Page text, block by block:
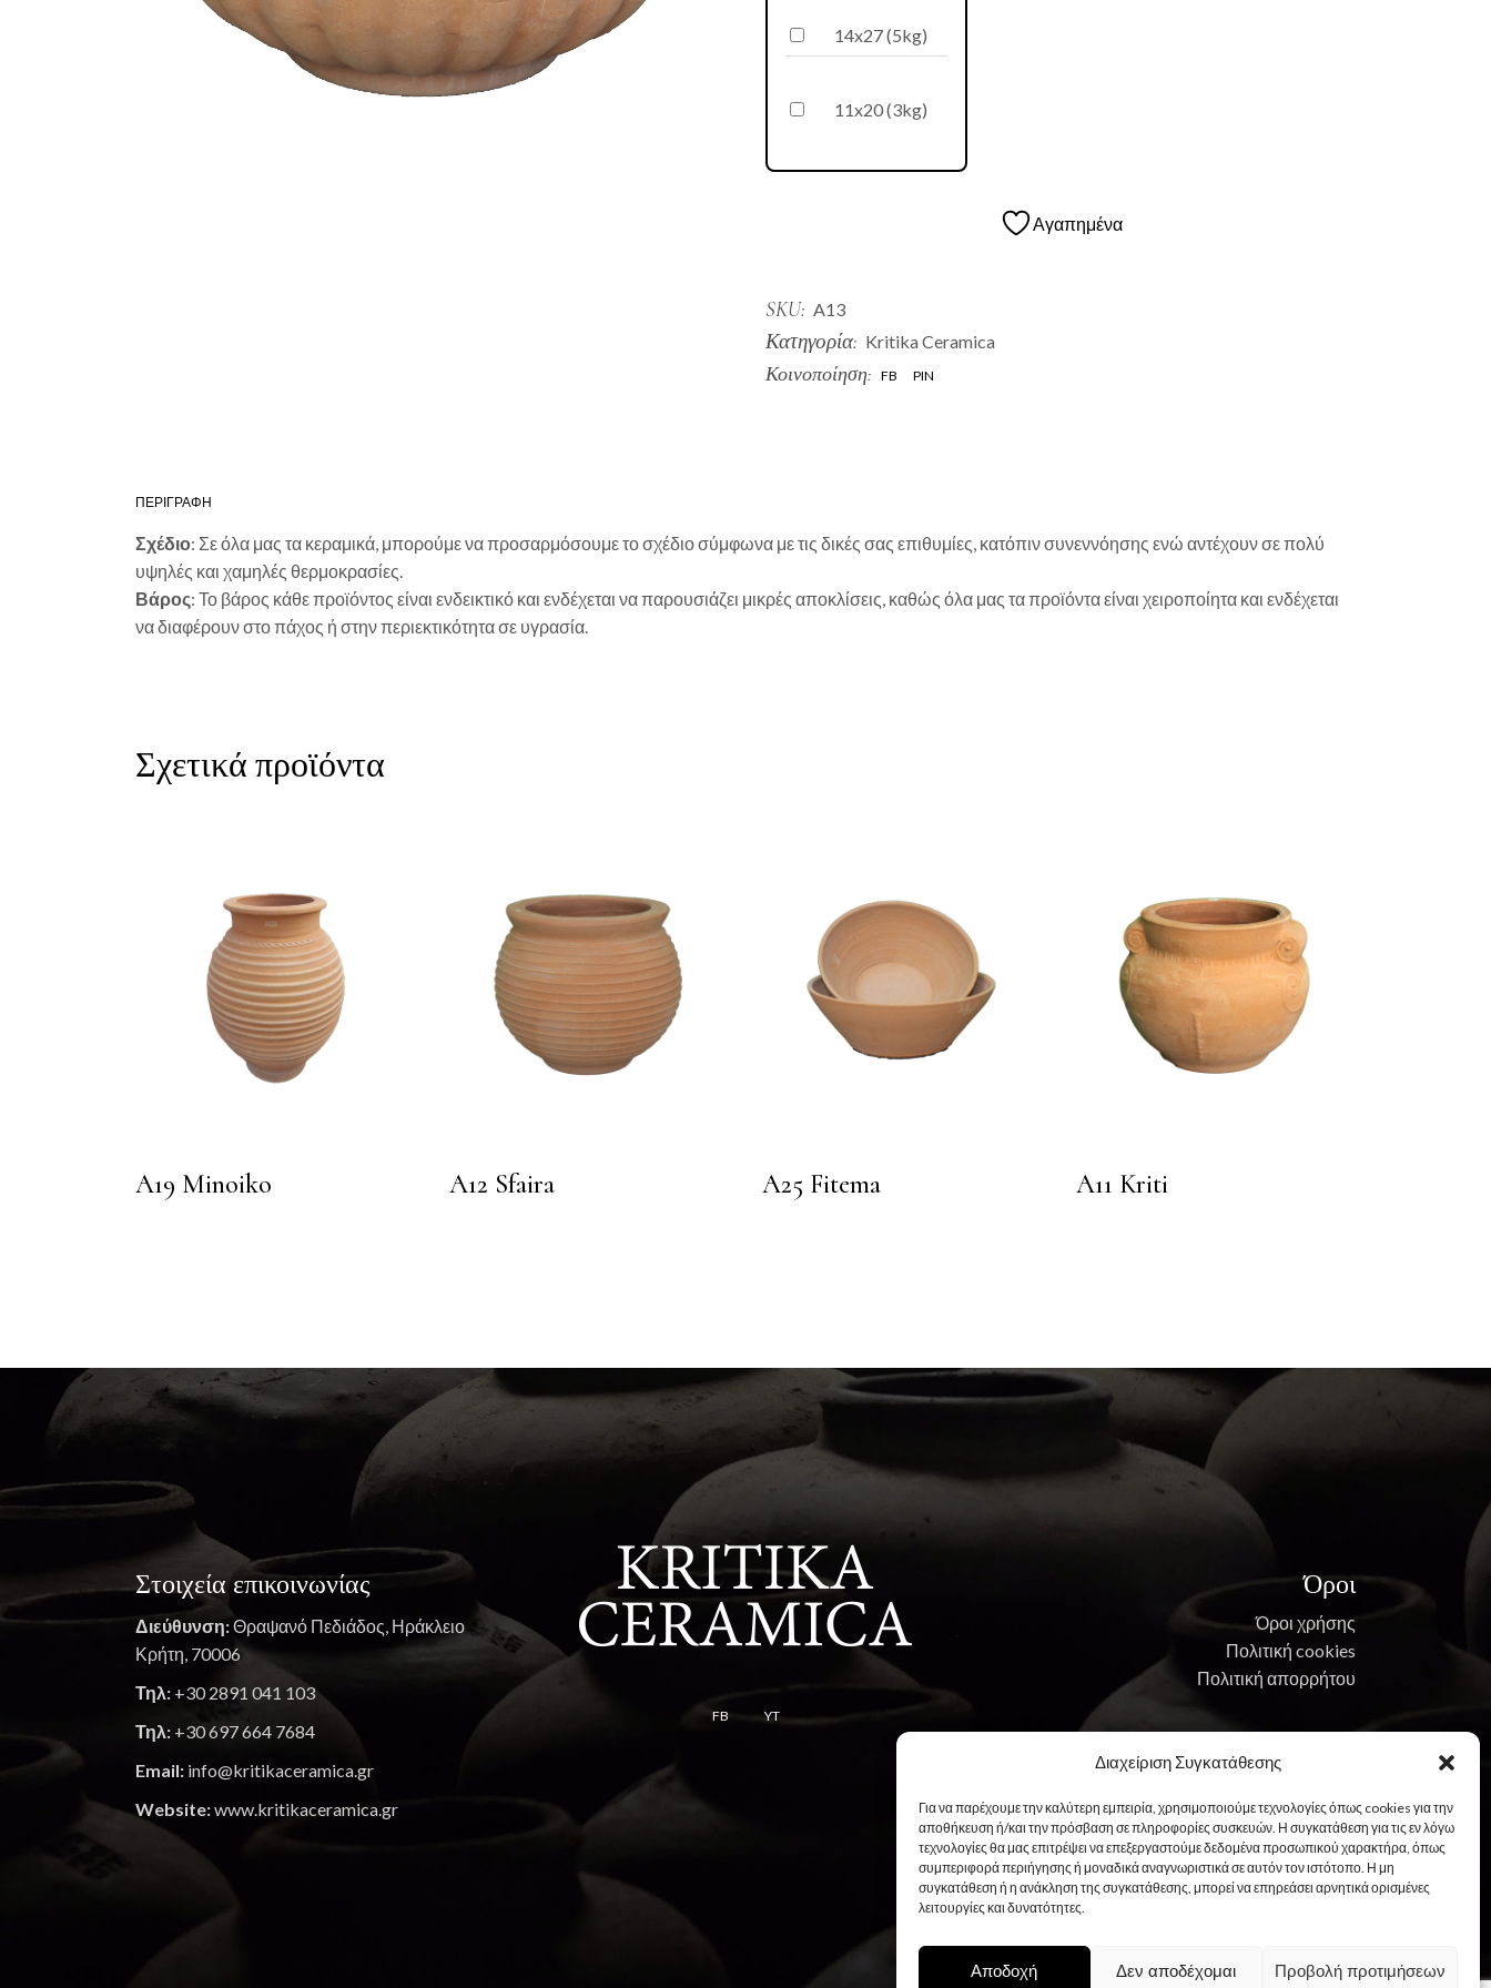
Διαχείριση Συγκατάθεσης
Για να παρέχουμε την καλύτερη εμπειρία, χρησιμοποιούμε τεχνολογίες όπως cookies για την
αποθήκευση ή/και την πρόσβαση σε πληροφορίες συσκευών. Η συγκατάθεση για τις εν λόγω
τεχνολογίες θα μας επιτρέψει να επεξεργαστούμε δεδομένα προσωπικού χαρακτήρα, όπως
συμπεριφορά περιήγησης ή μοναδικά αναγνωριστικά σε αυτόν τον ιστότοπο. Η μη
συγκατάθεση ή η ανάκληση της συγκατάθεσης, μπορεί να επηρεάσει αρνητικά ορισμένες
λειτουργίες και δυνατότητες.
Αποδοχή Δεν αποδέχομαι Προβολή προτιμήσεων
14x27 (5kg)
11x20 (3kg)
Αγαπημένα
SKU: A13
Κατηγορία: Kritika Ceramica
Κοινοποίηση: FB PIN
ΠΕΡΙΓΡΑΦΗ
Σχέδιο: Σε όλα μας τα κεραμικά, μπορούμε να προσαρμόσουμε το σχέδιο σύμφωνα με τις δικές σας επιθυμίες, κατόπιν συνεννόησης ενώ αντέχουν σε πολύ
υψηλές και χαμηλές θερμοκρασίες.
Βάρος: Το βάρος κάθε προϊόντος είναι ενδεικτικό και ενδέχεται να παρουσιάζει μικρές αποκλίσεις, καθώς όλα μας τα προϊόντα είναι χειροποίητα και ενδέχεται
να διαφέρουν στο πάχος ή στην περιεκτικότητα σε υγρασία.
Σχετικά προϊόντα
A19 Minoiko A12 Sfaira A25 Fitema A11 Kriti
Στοιχεία επικοινωνίας
Διεύθυνση:Θραψανό Πεδιάδος, Ηράκλειο
Κρήτη, 70006
Τηλ: +30 2891 041 103
Τηλ: +30 697 664 7684
Email: info@kritikaceramica.gr
Website:www.kritikaceramica.gr
FB YT
Όροι
Όροι χρήσης
Πολιτική cookies
Πολιτική απορρήτου